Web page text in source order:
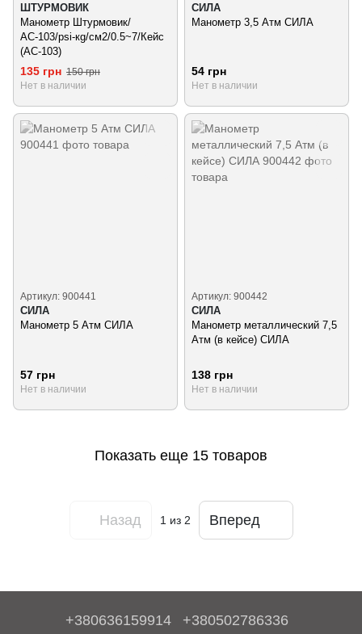
ШТУРМОВИК
Манометр Штурмовик/
АС-103/psi-кg/см2/0.5~7/Кейс
(АС-103)
135 грн 150 грн
Нет в наличии
СИЛА
Манометр 3,5 Атм СИЛА
54 грн
Нет в наличии
Артикул: 900441
СИЛА
Манометр 5 Атм СИЛА
57 грн
Нет в наличии
Артикул: 900442
СИЛА
Манометр металлический 7,5
Атм (в кейсе) СИЛА
138 грн
Нет в наличии
Показать еще 15 товаров
Назад 1 из 2 Вперед
+380636159914 +380502786336